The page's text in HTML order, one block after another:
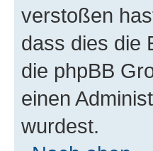
verstoßen
dass dies die
die phpBB
einen
wurdest.